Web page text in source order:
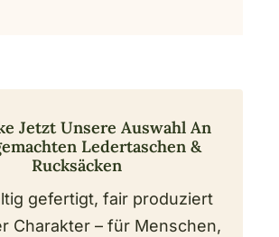
Jetzt Unsere Auswahl An
Ledertaschen &
Rucksäcken
gefertigt, fair produziert
Charakter – für Menschen,